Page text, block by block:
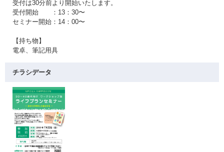
受付は30分前より開始いたします。
受付開始 ：13：30〜
セミナー開始：14：00〜
【持ち物】
電卓、筆記用具
チラシデータ